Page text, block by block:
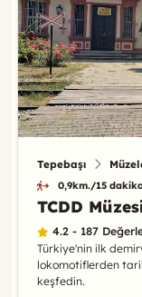
Tepebaşı
0,9km./15
TCDD
4.2 - 187
Türkiye'nin ilk
lokomotiflerden
keşfedin.